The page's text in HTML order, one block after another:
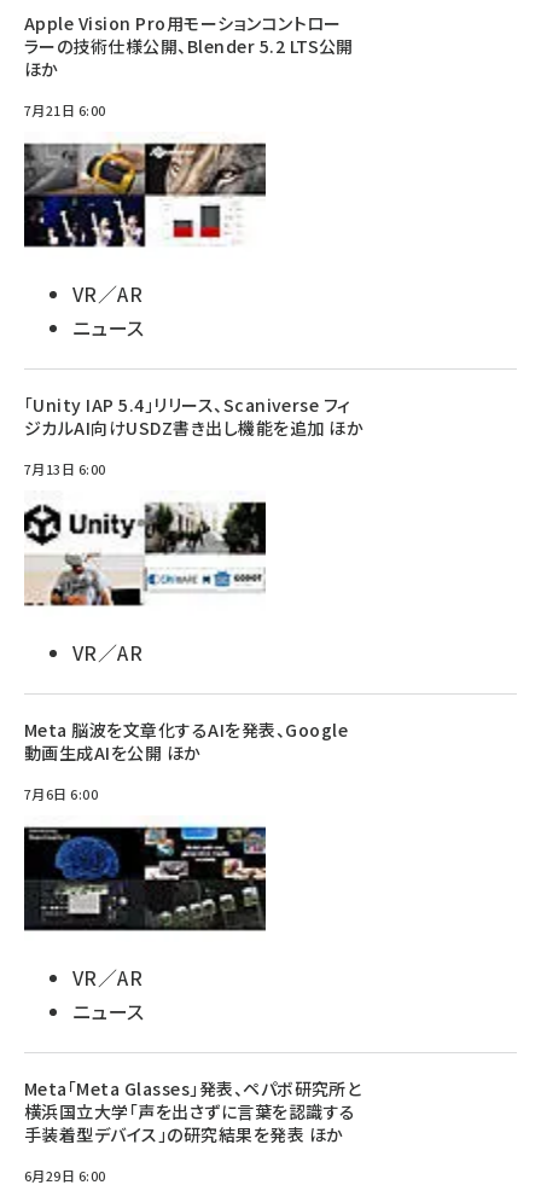
Apple Vision Pro用モーションコントロー
ラーの技術仕様公開、Blender 5.2 LTS公開
ほか
7月21日 6:00
VR／AR
ニュース
「Unity IAP 5.4」リリース、Scaniverse フィ
ジカルAI向けUSDZ書き出し機能を追加 ほか
7月13日 6:00
VR／AR
Meta 脳波を文章化するAIを発表、Google
動画生成AIを公開 ほか
7月6日 6:00
VR／AR
ニュース
Meta「Meta Glasses」発表、ペパボ研究所と
横浜国立大学「声を出さずに言葉を認識する
手装着型デバイス」の研究結果を発表 ほか
6月29日 6:00